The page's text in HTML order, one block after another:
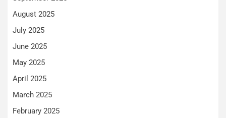
August 2025
July 2025
June 2025
May 2025
April 2025
March 2025
February 2025